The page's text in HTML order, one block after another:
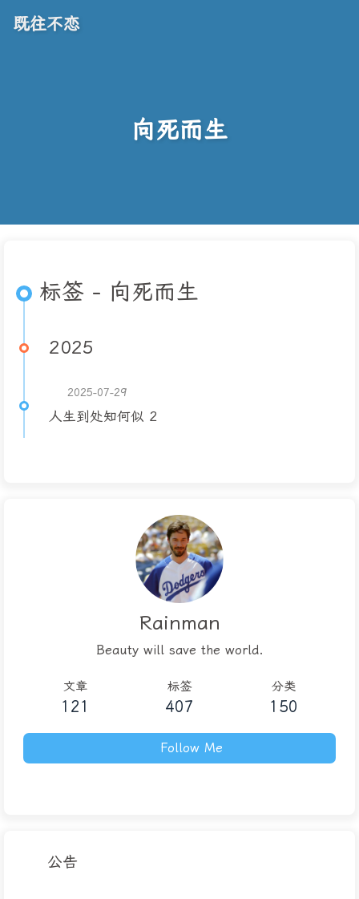
既往不恋
向死而生
标签 - 向死而生
2025
2025-07-29
人生到处知何似 2
Rainman
Beauty will save the world.
文章
121
标签
407
分类
150
Follow Me
公告